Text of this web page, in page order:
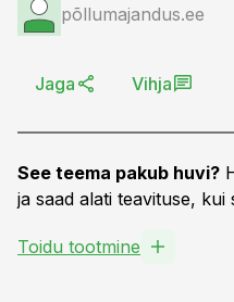
põllumajandus.ee
Jaga Vihja
See teema pakub huvi?
ja saad alati teavituse,
Toidu tootmine